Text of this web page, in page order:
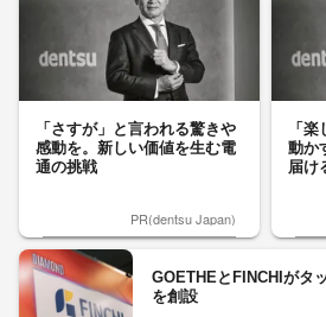
「さすが」と言われる驚きや
感動を。新しい価値を生む電
通の挑戦
PR(dentsu Japan)
「
動か
届け
GOETHEとFINCHIがタ
を創設